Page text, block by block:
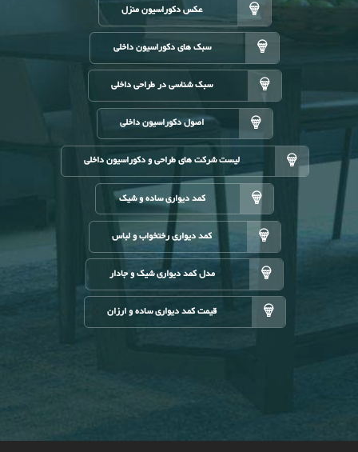
عکس دکوراسیون منزل
سبک های دکوراسیون داخلی
سبک شناسی در طراحی داخلی
اصول دکوراسیون داخلی
لیست شرکت های طراحی و دکوراسیون داخلی
کمد دیواری ساده و شیک
کمد دیواری رختخواب و لباس
مدل کمد دیواری شیک و جادار
قیمت کمد دیواری ساده و ارزان